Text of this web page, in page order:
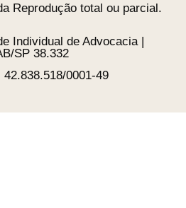
Reprodução total ou parcial.
Individual de Advocacia |
SP 38.332
0001-49